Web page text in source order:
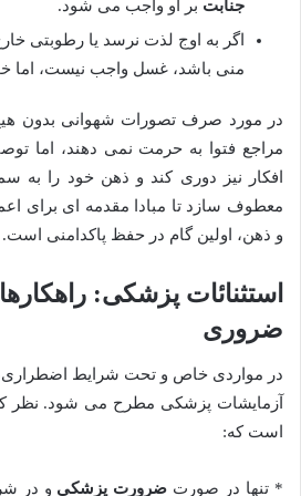
جنابت بر او واجب می شود.
اگر به اوج لذت نرسد یا رطوبتی
منی باشد، غسل واجب نیست، اما
در مورد صرف تصورات شهوانی بدون
مراجع فتوا به حرمت نمی دهند، اما
افکار نیز دوری کند و ذهن خود را به
معطوف سازد تا مبادا مقدمه ای برای
و ذهن، اولین گام در حفظ پاکدامنی است.
استثنائات پزشکی:
ضروری
در مواردی خاص و تحت شرایط اضطراری،
آزمایشات پزشکی مطرح می شود. نظر
است که:
* تنها در صورت ضرورت پزشکی و در